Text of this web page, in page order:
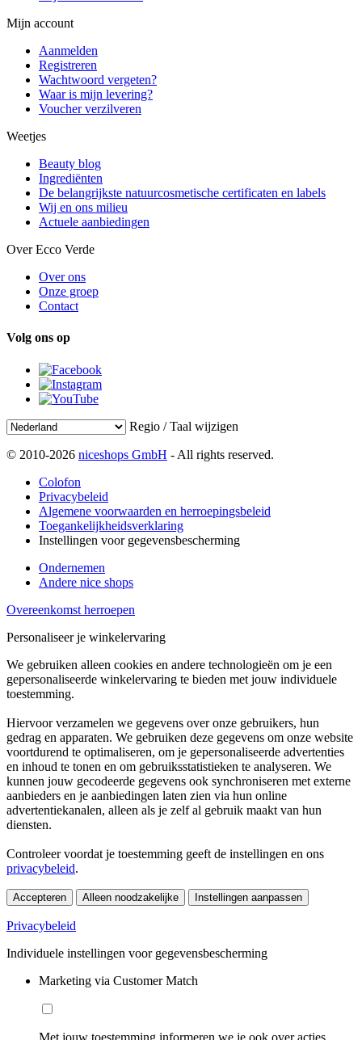
Mijn account
Aanmelden
Registreren
Wachtwoord vergeten?
Waar is mijn levering?
Voucher verzilveren
Weetjes
Beauty blog
Ingrediënten
De belangrijkste natuurcosmetische certificaten en labels
Wij en ons milieu
Actuele aanbiedingen
Over Ecco Verde
Over ons
Onze groep
Contact
Volg ons op
Regio / Taal wijzigen
© 2010-2026 niceshops GmbH - All rights reserved.
Colofon
Privacybeleid
Algemene voorwaarden en herroepingsbeleid
Toegankelijkheidsverklaring
Instellingen voor gegevensbescherming
Ondernemen
Andere nice shops
Overeenkomst herroepen
Personaliseer je winkelervaring
We gebruiken alleen cookies en andere technologieën om je een
gepersonaliseerde winkelervaring te bieden met jouw individuele
toestemming.
Hiervoor verzamelen we gegevens over onze gebruikers, hun
gedrag en apparaten. We gebruiken deze gegevens om onze website
voortdurend te optimaliseren, om je gepersonaliseerde advertenties
en inhoud te tonen en om gebruiksstatistieken te analyseren. We
kunnen jouw gecodeerde gegevens ook synchroniseren met externe
aanbieders en je aanbiedingen laten zien via hun online
advertentiekanalen, alleen als je zelf al gebruik maakt van hun
diensten.
Controleer voordat je toestemming geeft de instellingen en ons
privacybeleid.
Accepteren Alleen noodzakelijke Instellingen aanpassen
Privacybeleid
Individuele instellingen voor gegevensbescherming
Marketing via Customer Match
Met jouw toestemming informeren we je ook over acties